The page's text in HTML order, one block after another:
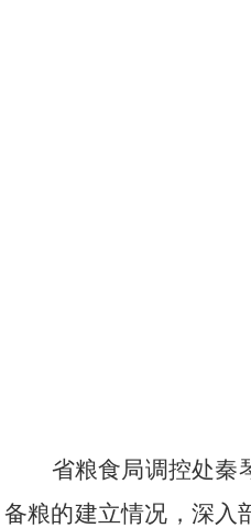
省粮食局调控处秦
备粮的建立情况，深入